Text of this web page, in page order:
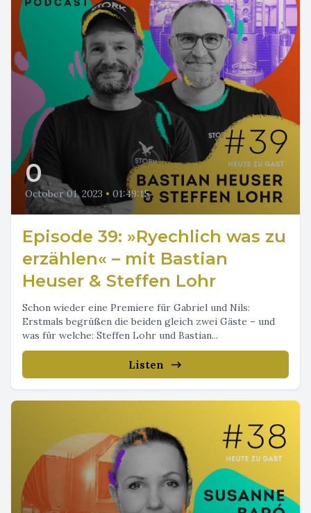
0
October 01, 2023 • 01:49:15
Episode 39: »Ryechlich was zu
erzählen« – mit Bastian
Heuser & Steffen Lohr
Schon wieder eine Premiere für Gabriel und Nils:
Erstmals begrüßen die beiden gleich zwei Gäste – und
was für welche: Steffen Lohr und Bastian...
Listen